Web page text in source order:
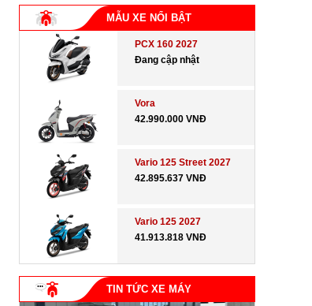
MẪU XE NỔI BẬT
PCX 160 2027
Đang cập nhật
Vora
42.990.000 VNĐ
Vario 125 Street 2027
42.895.637 VNĐ
Vario 125 2027
41.913.818 VNĐ
TIN TỨC XE MÁY